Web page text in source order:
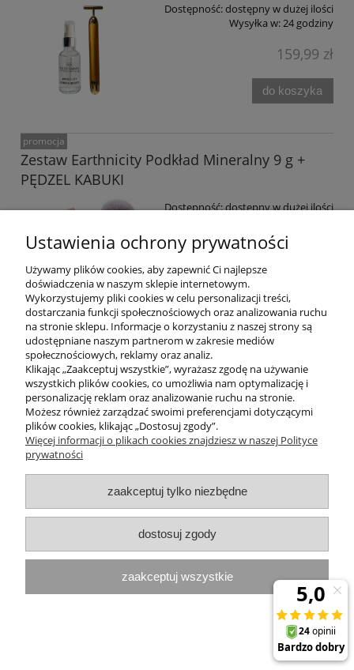
Dostępność:dostępny w dużej ilości
Wysyłka w: 24 godziny
159,99 zł
do koszyka
Zestaw Earthnicity Podkład Mineralny 9 g +
PĘDZEL KABUKI
Dostępność:dostępny w dużej ilości
154,99 zł
promocja
Na zmarszczki Olej z opuncji figowej 100%
naturalny 30 ml
Dostępność:dostępny w dużej ilości
Wysyłka w:24 godziny
150,00 zł
Arkada's 08 OIL płyn do skóry + Arkada's
Ustawienia ochrony prywatności
Używamy plików cookies, aby zapewnić Ci najlepsze
doświadczenia w naszym sklepie internetowym.
Wykorzystujemy pliki cookies w celu personalizacji treści,
dostarczania funkcji społecznościowych oraz analizowania ruchu
na stronie sklepu. Informacje o korzystaniu z naszej strony są
udostępniane naszym partnerom w zakresie mediów
społecznościowych, reklamy oraz analiz.
Klikając „Zaakceptuj wszystkie”, wyrażasz zgodę na używanie
wszystkich plików cookies, co umożliwia nam optymalizację i
personalizację reklam oraz analizowanie ruchu na stronie.
Możesz również zarządzać swoimi preferencjami dotyczącymi
plików cookies, klikając „Dostosuj zgody”.
Więcej informacji o plikach cookies znajdziesz w naszej Polityce
prywatności
zaakceptuj tylko niezbędne
dostosuj zgody
zaakceptuj wszystkie